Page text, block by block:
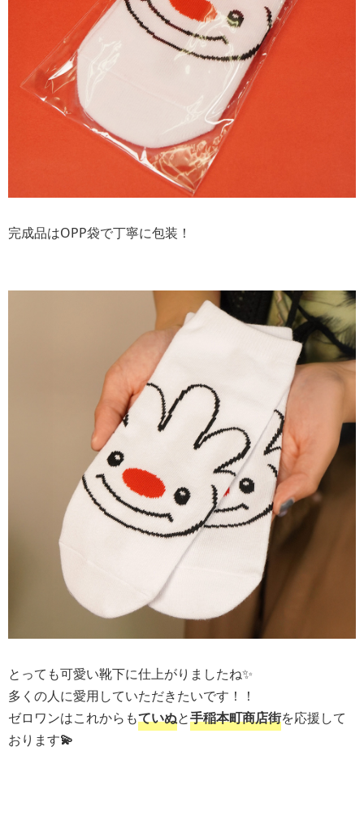
完成品はOPP袋で丁寧に包装！
とっても可愛い靴下に仕上がりましたね✨
多くの人に愛用していただきたいです！！
ゼロワンはこれからもていぬと手稲本町商店街を応援して
おります💫